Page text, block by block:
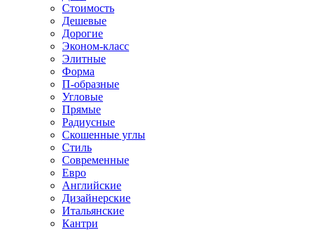
Стоимость
Дешевые
Дорогие
Эконом-класс
Элитные
Форма
П-образные
Угловые
Прямые
Радиусные
Скошенные углы
Стиль
Современные
Евро
Английские
Дизайнерские
Итальянские
Кантри